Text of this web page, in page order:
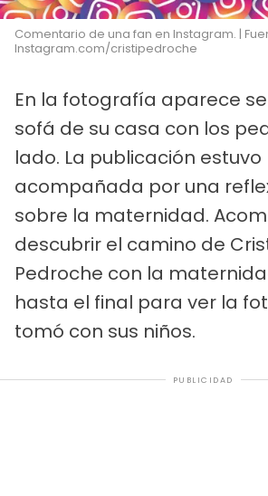
Comentario de una fan en Instagram. |
Instagram.com/cristipedroche
En la fotografía aparece
sofá de su casa con los
lado. La publicación estuvo
acompañada por una
sobre la maternidad.
descubrir el camino de
Pedroche con la
hasta el final para ver la
tomó con sus niños.
PUBLICIDAD